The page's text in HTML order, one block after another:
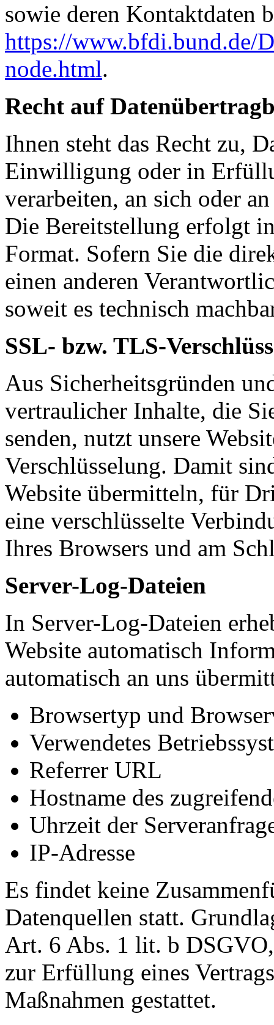
sowie deren Kontaktdaten
https://www.bfdi.bund.de/
node.html.
Recht auf
Ihnen steht das Recht zu,
Einwilligung oder in
verarbeiten, an sich oder
Die Bereitstellung erfolgt
Format. Sofern Sie die
einen anderen
soweit es technisch
SSL- bzw. TLS-
Aus Sicherheitsgründen
vertraulicher Inhalte, die
senden, nutzt unsere
Verschlüsselung. Damit
Website übermitteln, für
eine verschlüsselte
Ihres Browsers und am
Server-Log-Dateien
In Server-Log-Dateien
Website automatisch
automatisch an uns
Browsertyp und
Verwendetes
Referrer URL
Hostname des
Uhrzeit der
IP-Adresse
Es findet keine
Datenquellen statt.
Art. 6 Abs. 1 lit. b
zur Erfüllung eines
Maßnahmen gestattet.